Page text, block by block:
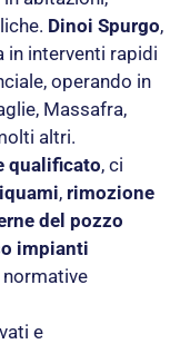
Dinoi Spurgo,
in interventi rapidi
operando in
Massafra,
altri.
qualificato, ci
, rimozione
del pozzo
impianti
e